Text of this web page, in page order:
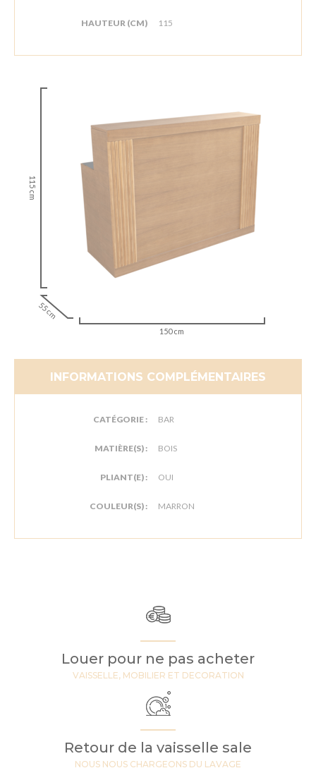
HAUTEUR (CM) 115
115 cm
55 cm
150 cm
INFORMATIONS COMPLÉMENTAIRES
CATÉGORIE : BAR
MATIÈRE(S) : BOIS
PLIANT(E) : OUI
COULEUR(S) : MARRON
Louer pour ne pas acheter
VAISSELLE, MOBILIER ET DECORATION
Retour de la vaisselle sale
NOUS NOUS CHARGEONS DU LAVAGE